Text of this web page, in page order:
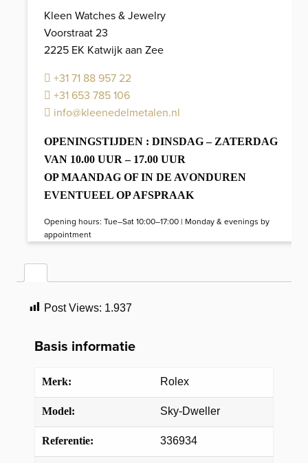
Kleen Watches & Jewelry
Voorstraat 23
2225 EK Katwijk aan Zee
+31 71 88 957 22
+31 653 785 106
info@kleenedelmetalen.nl
OPENINGSTIJDEN : DINSDAG – ZATERDAG
VAN 10.00 UUR – 17.00 UUR
OP MAANDAG OF IN DE AVONDUREN
EVENTUEEL OP AFSPRAAK
Opening hours: Tue–Sat 10:00–17:00 | Monday & evenings by
appointment
Post Views: 1.937
Basis informatie
Merk: Rolex
Model: Sky-Dweller
Referentie: 336934